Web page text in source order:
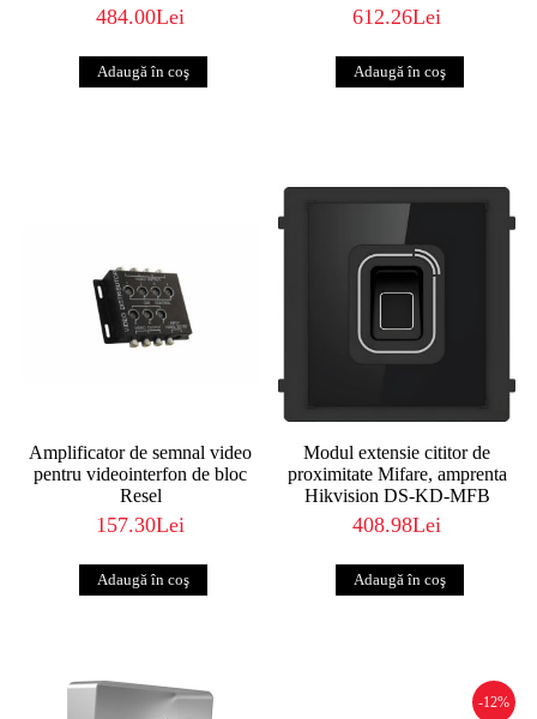
484.00Lei 612.26Lei
Amplificator de semnal video
pentru videointerfon de bloc
Resel
157.30Lei
Modul extensie cititor de
proximitate Mifare, amprenta
Hikvision DS-KD-MFB
408.98Lei
-12%